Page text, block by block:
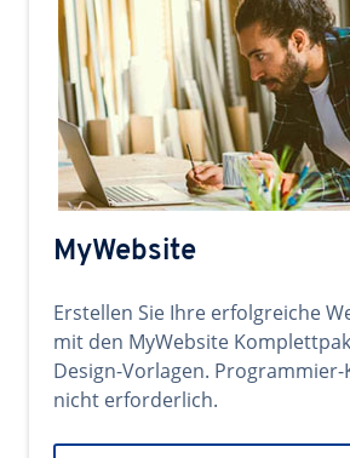
MyWebsite
Erstellen Sie Ihre erfolgreiche
mit den MyWebsite
Design-Vorlagen.
nicht erforderlich.